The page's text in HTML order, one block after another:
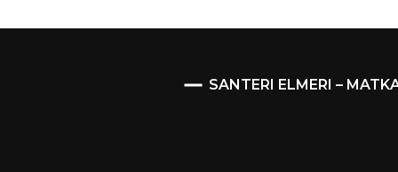
SANTERI ELMERI –